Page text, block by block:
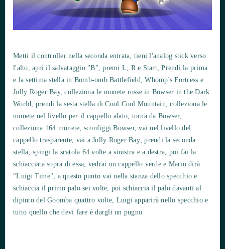
Metti il controller nella seconda entrata, tieni l'analog stick verso
l'alto, apri il salvataggio "B", premi L, R e Start, Prendi la prima
e la settima stella in Bomb-omb Battlefield, Whomp's Fortress e
Jolly Roger Bay, colleziona le monete rosse in Bowser in the Dark
World, prendi la sesta stella di Cool Cool Mountain, colleziona le
monete nel livello per il cappello alato, torna da Bowser,
colleziona 164 monete, sconfiggi Bowser, vai nel livello del
cappello trasparente, vai a Jolly Roger Bay; prendi la seconda
stella, spingi la scatola 64 volte a sinistra e a destra, poi fai la
schiacciata sopra di essa, vedrai un cappello verde e Mario dirà
"Luigi Time", a questo punto vai nella stanza dello specchio e
schiaccia il primo palo sei volte, poi schiaccia il palo davanti al
dipinto del Goomba quattro volte, Luigi apparirà nello specchio e
tutto quello che devi fare è dargli un pugno.